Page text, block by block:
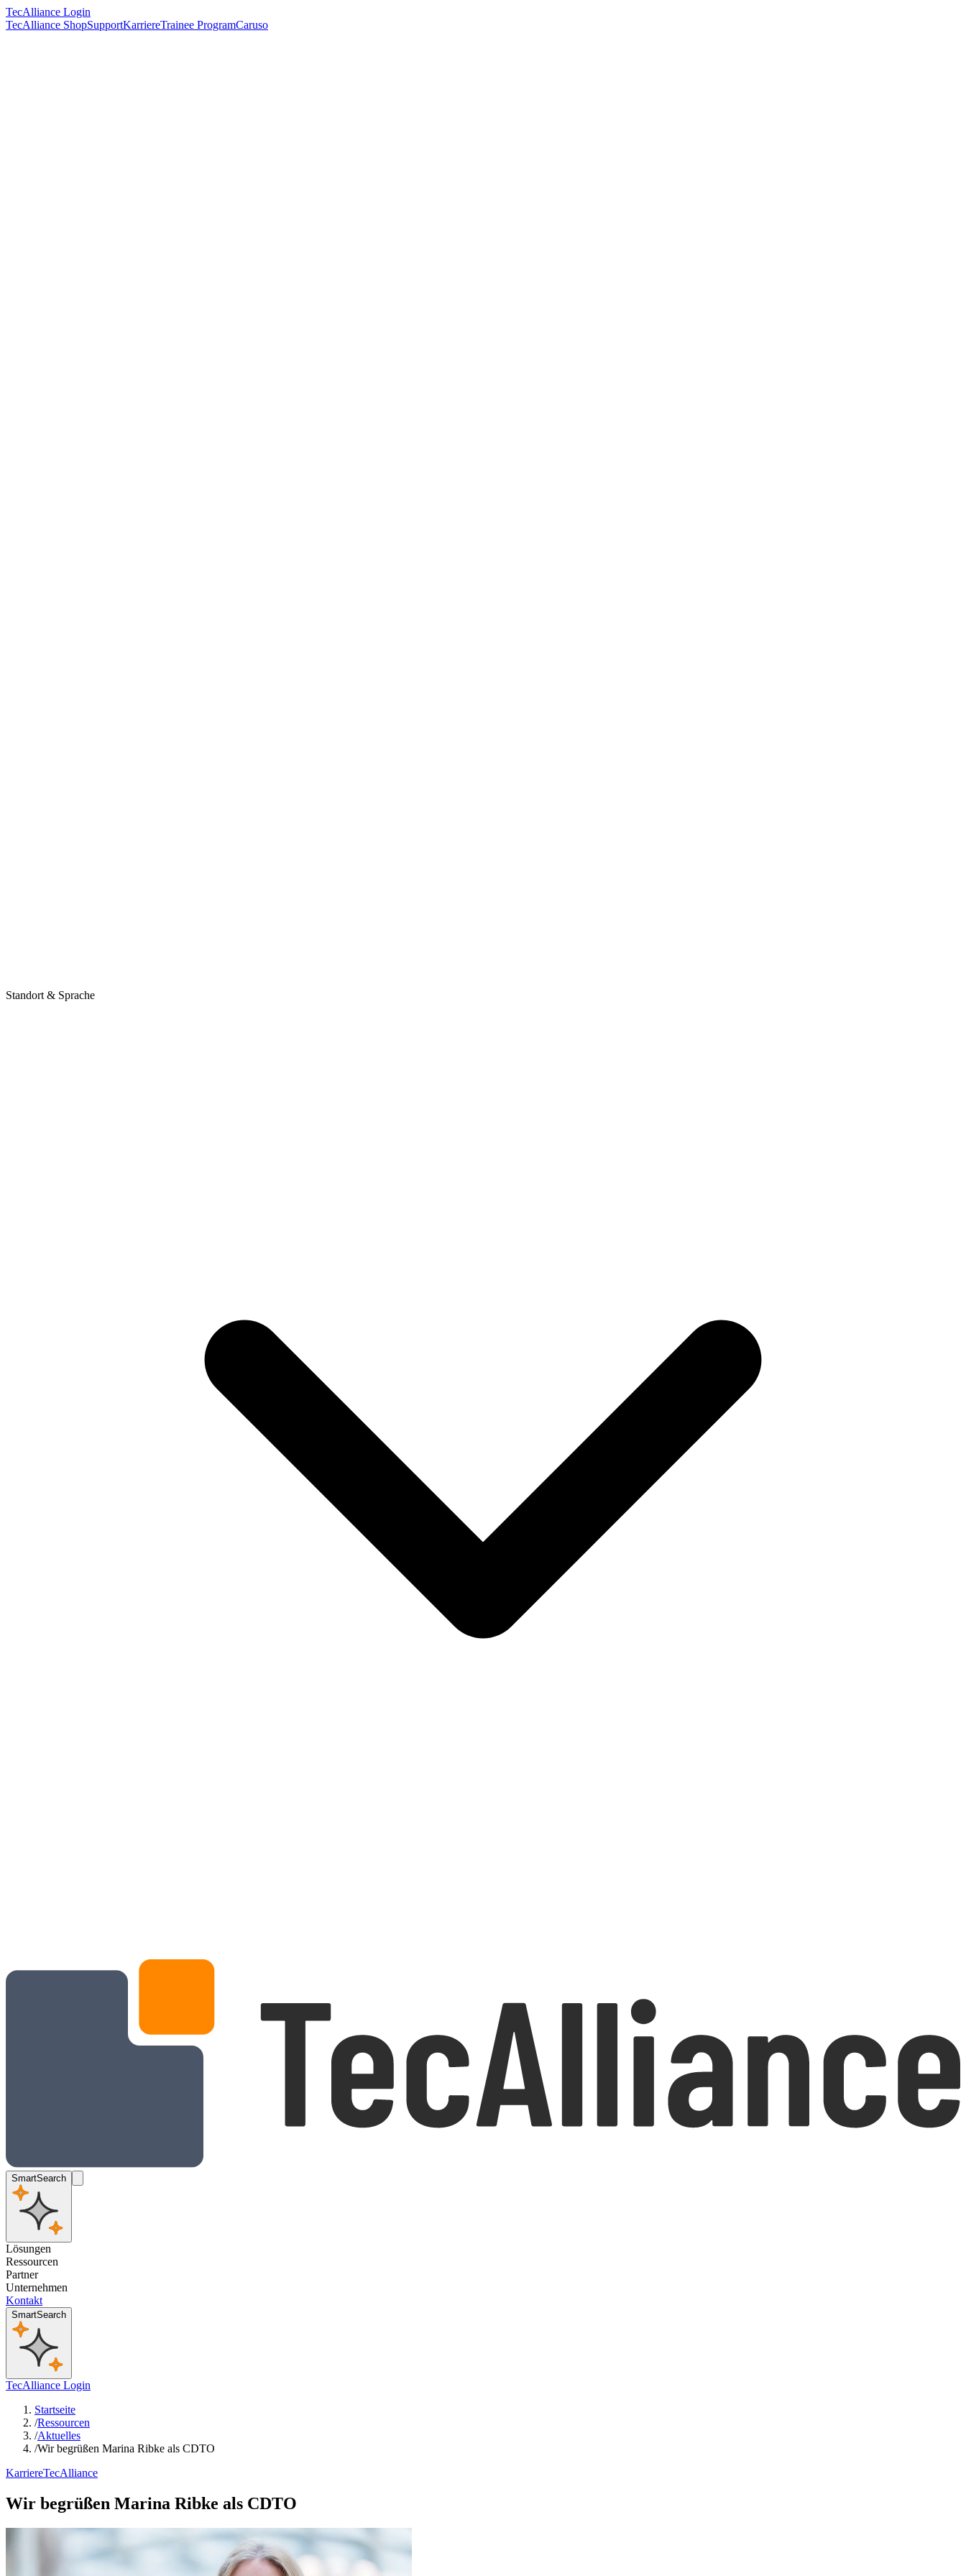
TecAlliance Login
TecAlliance ShopSupportKarriereTrainee ProgramCaruso
Standort & Sprache
SmartSearch
Lösungen
Ressourcen
Partner
Unternehmen
Kontakt
SmartSearch
TecAlliance Login
Startseite
/Ressourcen
/Aktuelles
/Wir begrüßen Marina Ribke als CDTO
KarriereTecAlliance
Wir begrüßen Marina Ribke als CDTO